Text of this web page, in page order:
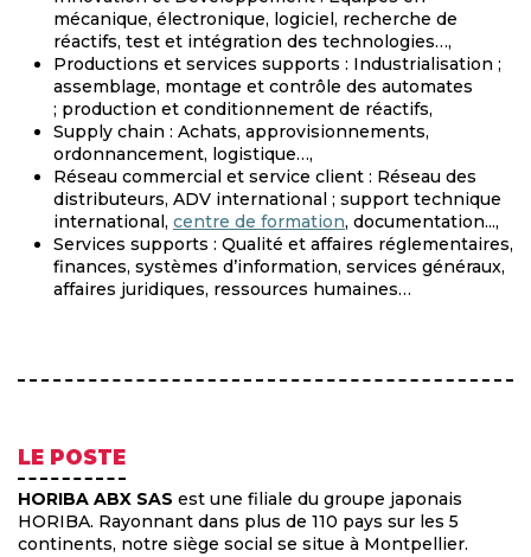
mécanique, électronique, logiciel, recherche de
réactifs, test et intégration des technologies…,
Productions et services supports : Industrialisation ;
assemblage, montage et contrôle des automates
; production et conditionnement de réactifs,
Supply chain : Achats, approvisionnements,
ordonnancement, logistique…,
Réseau commercial et service client : Réseau des
distributeurs, ADV international ; support technique
international, centre de formation, documentation...,
Services supports : Qualité et affaires réglementaires,
finances, systèmes d’information, services généraux,
affaires juridiques, ressources humaines…
LE POSTE
HORIBA ABX SAS est une filiale du groupe japonais
HORIBA. Rayonnant dans plus de 110 pays sur les 5
continents, notre siège social se situe à Montpellier.